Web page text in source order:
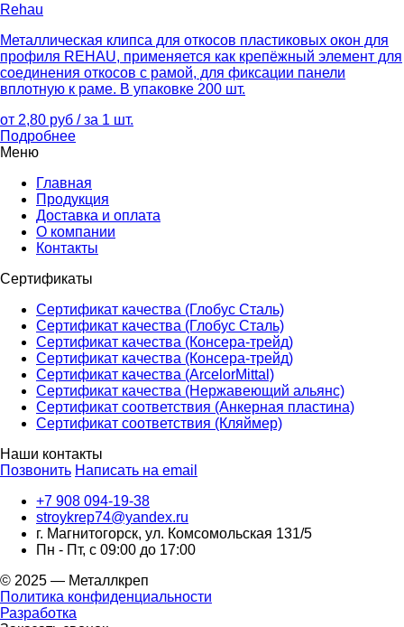
Rehau
Металлическая клипса для откосов пластиковых окон для
профиля REHAU, применяется как крепёжный элемент для
соединения откосов с рамой, для фиксации панели
вплотную к раме. В упаковке 200 шт.
от 2,80 руб / за 1 шт.
Подробнее
Меню
Главная
Продукция
Доставка и оплата
О компании
Контакты
Сертификаты
Сертификат качества (Глобус Сталь)
Сертификат качества (Глобус Сталь)
Сертификат качества (Консера-трейд)
Сертификат качества (Консера-трейд)
Сертификат качества (ArcelorMittal)
Сертификат качества (Нержавеющий альянс)
Сертификат соответствия (Анкерная пластина)
Сертификат соответствия (Кляймер)
Наши контакты
Позвонить Написать на email
+7 908 094-19-38
stroykrep74@yandex.ru
г. Магнитогорск, ул. Комсомольская 131/5
Пн - Пт, с 09:00 до 17:00
© 2025 — Металлкреп
Политика конфиденциальности
Разработка